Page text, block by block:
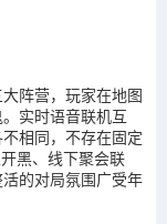
阵营，玩家在地图
实时语音联机互
相同，不存在固定
黑、线下聚会联
的对局氛围广受年